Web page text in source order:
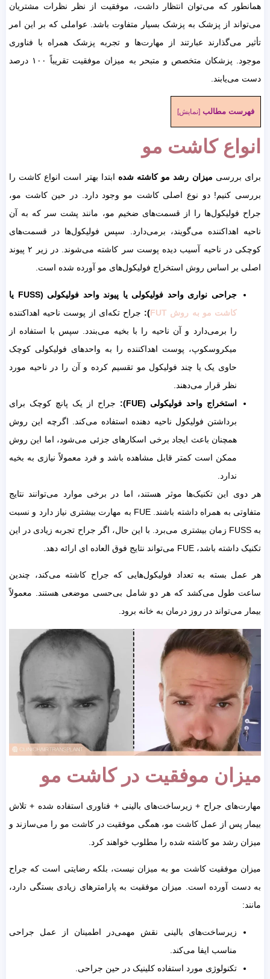
همانطور که می‌توان انتظار داشت، موفقیت از نظر نظرات مشتریان
می‌تواند از پزشک به پزشک بسیار متفاوت باشد. عواملی که بر این امر
تأثیر می‌گذارند عبارتند از مهارت‌ها و تجربه پزشک همراه با فناوری
موجود. پزشکان متخصص و متبحر به میزان موفقیت تقریباً ۱۰۰ درصد
دست می‌یابند.
فهرست مطالب [نمایش]
انواع کاشت مو
برای بررسی میزان رشد مو کاشته شده ابتدا بهتر است انواع کاشت را
بررسی کنیم! دو نوع اصلی کاشت مو وجود دارد. در حین کاشت مو،
جراح فولیکول‌ها را از قسمت‌های ضخیم مو، مانند پشت سر که به آن
ناحیه اهداکننده می‌گویند، برمی‌دارد. سپس فولیکول‌ها در قسمت‌های
کوچکی در ناحیه آسیب دیده پوست سر کاشته می‌شوند. در زیر ۲ پیوند
اصلی بر اساس روش استخراج فولیکول‌های مو آورده شده است.
جراحی نواری واحد فولیکولی یا پیوند واحد فولیکولی (FUSS یا
کاشت مو به روش FUT
): جراح تکه‌ای از پوست ناحیه اهداکننده
را برمی‌دارد و آن ناحیه را با بخیه می‌بندد. سپس با استفاده از
میکروسکوپ، پوست اهداکننده را به واحدهای فولیکولی کوچک
حاوی یک یا چند فولیکول مو تقسیم کرده و آن را در ناحیه مورد
نظر قرار می‌دهند.
استخراج واحد فولیکولی (FUE
): جراح از یک پانچ کوچک برای
برداشتن فولیکول ناحیه دهنده استفاده می‌کند. اگرچه این روش
همچنان باعث ایجاد برخی اسکارهای جزئی می‌شود، اما این روش
ممکن است کمتر قابل مشاهده باشد و فرد معمولاً نیازی به بخیه
ندارد.
هر دوی این تکنیک‌ها موثر هستند، اما در برخی موارد می‌توانند نتایج
متفاوتی به همراه داشته باشند. FUE به مهارت بیشتری نیاز دارد و نسبت
به FUSS زمان بیشتری می‌برد. با این حال، اگر جراح تجربه زیادی در این
تکنیک داشته باشد، FUE می‌تواند نتایج فوق العاده ای ارائه دهد.
هر عمل بسته به تعداد فولیکول‌هایی که جراح کاشته می‌کند، چندین
ساعت طول می‌کشد که هر دو شامل بی‌حسی موضعی هستند. معمولاً
بیمار می‌تواند در روز درمان به خانه برود.
میزان موفقیت در کاشت مو
مهارت‌های جراح + زیرساخت‌های بالینی + فناوری استفاده شده + تلاش
بیمار پس از عمل کاشت مو، همگی موفقیت در کاشت مو را می‌سازند و
میزان رشد مو کاشته شده را مطلوب خواهند کرد.
میزان موفقیت کاشت مو به میزان نیست، بلکه رضایتی است که جراح
به دست آورده است. میزان موفقیت به پارامترهای زیادی بستگی دارد،
مانند:
زیرساخت‌های بالینی نقش مهمی‌در اطمینان از عمل جراحی
مناسب ایفا می‌کند.
تکنولوژی مورد استفاده کلینیک در حین جراحی.